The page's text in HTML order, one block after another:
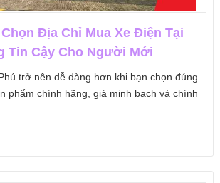
Địa Chỉ Mua Xe Điện Tại
Tin Cậy Cho Người Mới
trở nên dễ dàng hơn khi bạn chọn đúng
phẩm chính hãng, giá minh bạch và chính